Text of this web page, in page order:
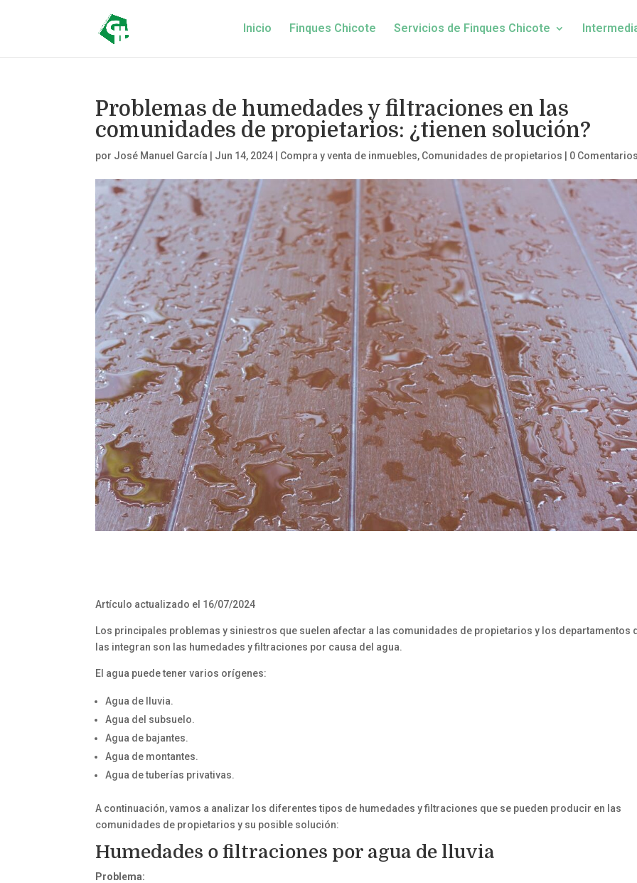
Inicio Finques Chicote Servicios de Finques Chicote
Problemas de humedades y filtraciones en las
comunidades de propietarios: ¿tienen solución?
por José Manuel García Jun 14, 2024 Compra y venta de inmuebles, Comunidades de propietarios 0
Artículo actualizado el 16/07/2024
Los principales problemas y siniestros que suelen afectar a las comunidades de propietarios y los departamentos
las integran son las humedades y filtraciones por causa del agua.
El agua puede tener varios orígenes:
Agua de lluvia.
Agua del subsuelo.
Agua de bajantes.
Agua de montantes.
Agua de tuberías privativas.
A continuación, vamos a analizar los diferentes tipos de humedades y filtraciones que se pueden producir en las
comunidades de propietarios y su posible solución:
Humedades o filtraciones por agua de lluvia
Problema: